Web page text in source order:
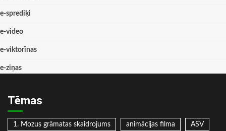
e-sprediķi
e-video
e-viktorīnas
e-ziņas
Tēmas
1. Mozus grāmatas skaidrojums animācijas filma ASV